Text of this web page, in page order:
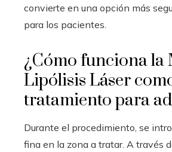
convierte en una opción más
para los pacientes.
¿Cómo funciona la
Lipólisis Láser
tratamiento para
Durante el procedimiento, se
fina en la zona a tratar. A través